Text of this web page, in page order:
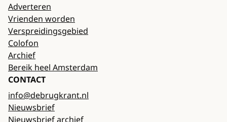
Adverteren
Vrienden worden
Verspreidingsgebied
Colofon
Archief
Bereik heel Amsterdam
CONTACT
info@debrugkrant.nl
Nieuwsbrief
Nieuwsbrief archief